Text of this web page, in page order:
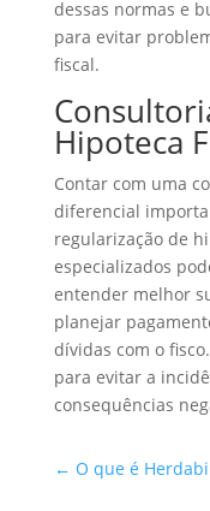
dessas normas e
para evitar
fiscal.
Hipoteca
Contar com uma
diferencial
regularização de
especializados
entender melhor
planejar
dívidas com o
para evitar a
consequências
← O que é